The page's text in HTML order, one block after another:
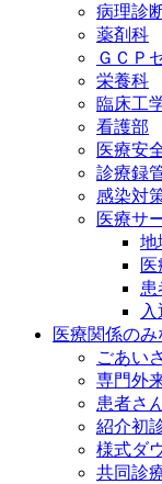
病理診
薬剤科
ＧＣＰ
栄養科
臨床工
看護部
医療安
診療録
感染対
医療サ
地
患
医療関係のみ
ごあい
専門外
患者さ
紹介初
様式ダ
共同診